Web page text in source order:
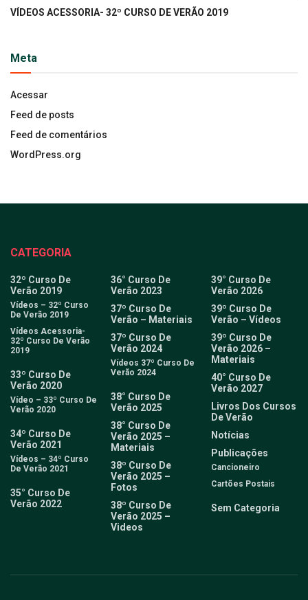
VÍDEOS ACESSORIA- 32º CURSO DE VERÃO 2019
Meta
Acessar
Feed de posts
Feed de comentários
WordPress.org
CATEGORIA
32º Curso De
Verão 2019
Vídeos – 32º Curso
De Verão 2019
Vídeos Acessoria-
32º Curso De Verão
2019
33º Curso De
Verão 2020
Vídeo – 33º Curso De
Verão 2020
34º Curso De
Verão 2021
Vídeos – 34º Curso
De Verão 2021
35° Curso De
Verão 2022
36° Curso De
Verão 2023
37º Curso De
Verão – Materiais
37º Curso De
Verão 2024
Vídeos 37º Curso De
Verão 2024
38° Curso De
Verão 2025
38° Curso De
Verão 2025 –
Materiais
38º Curso De
Verão 2025 –
Fotos
38º Curso De
Verão 2025 –
Videos
39° Curso De
Verão 2026
39º Curso De
Verão – Vídeos
39º Curso De
Verão 2026 –
Materiais
40° Curso De
Verão 2027
Livros Dos Cursos
De Verão
Notícias
Publicações
Cancioneiro
Cartões Postais
Sem Categoria